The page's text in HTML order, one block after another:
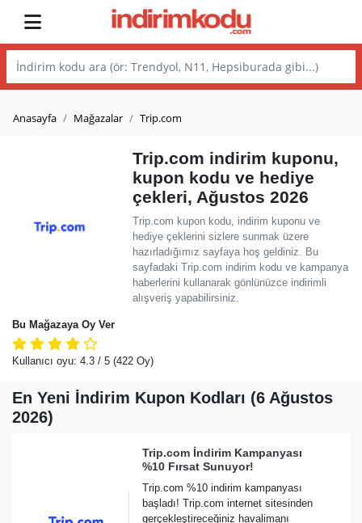
Anasayfa Mağazalar Trip.com
Bu Mağazaya Oy Ver
Kullanıcı oyu: 4.3 / 5 (422 Oy)
Trip.com indirim kuponu,
kupon kodu ve hediye
çekleri, Ağustos 2026
Trip.com kupon kodu, indirim kuponu ve
hediye çeklerini sizlere sunmak üzere
hazırladığımız sayfaya hoş geldiniz. Bu
sayfadaki Trip.com indirim kodu ve kampanya
haberlerini kullanarak gönlünüzce indirimli
alışveriş yapabilirsiniz.
En Yeni İndirim Kupon Kodları (6 Ağustos
2026)
Trip.com İndirim Kampanyası
%10 Fırsat Sunuyor!
Trip.com %10 indirim kampanyası
başladı! Trip.com internet sitesinden
gerçekleştireceğiniz havalimanı